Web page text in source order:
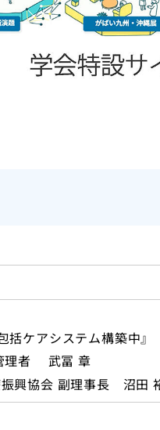
括ケアシステム構築中』
理者 武冨 章
興協会 副理事長 沼田